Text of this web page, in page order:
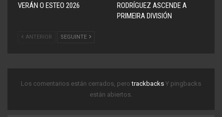
VERÁN O ESTEO 2026
RODRÍGUEZ ASCENDE A
PRIMEIRA DIVISIÓN
ANTERIOR SEGUINTE
Los comentarios están cerrados, perotrackbacks Y pingbacks
están abiertos.